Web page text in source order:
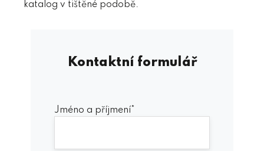
katalog v tištěné podobě.
Kontaktní formulář
Jméno a příjmení*